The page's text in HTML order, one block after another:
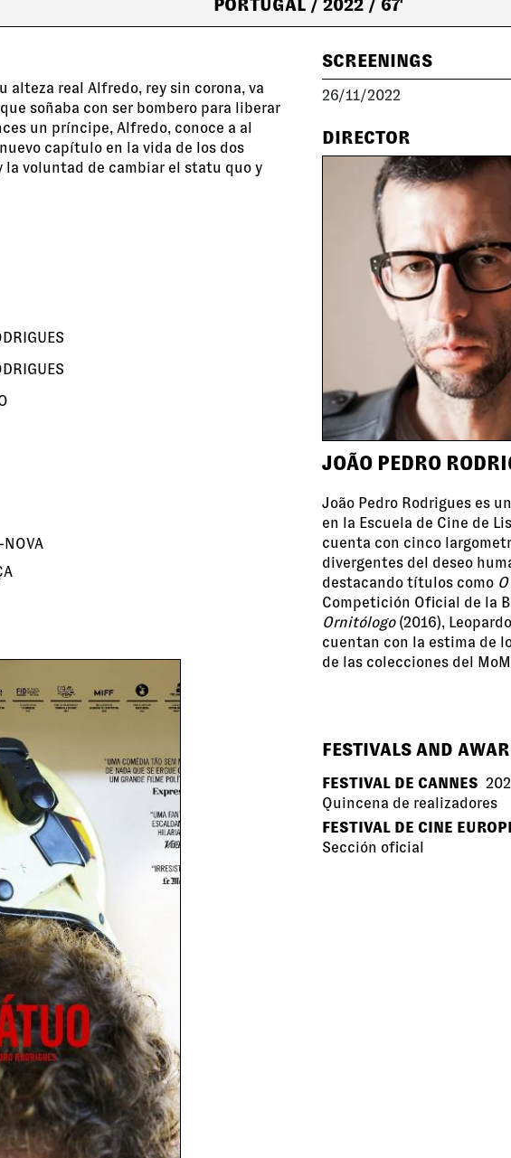
PORTUGAL / 2022 / 67'
alteza real Alfredo, rey sin corona, va
soñaba con ser bombero para liberar
un príncipe, Alfredo, conoce a al
capítulo en la vida de los dos
la voluntad de cambiar el statu quo y
NOVA
SCREENINGS
26/11/2022
DIRECTOR
JOÃO PEDRO
João Pedro Rodrigues es
en la Escuela de Cine de
cuenta con cinco
divergentes del deseo
destacando títulos como
Competición Oficial de la
Ornitólogo(2016),
cuentan con la estima de
de las colecciones del
FESTIVALS AND
FESTIVAL DE CANNES
Quincena de realizadores
FESTIVAL DE CINE
Sección oficial